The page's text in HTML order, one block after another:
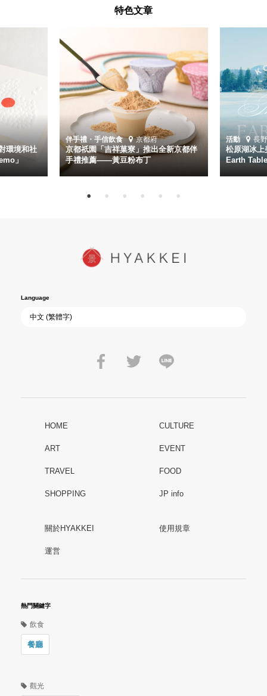
特色文章
環境和社
」
伴手禮・手信飲食 京都府
京都祇園「吉祥菓寮」推出全新京都伴
手禮推薦——黃豆粉布丁
活動 長
松原湖冰
Earth
Language
HOME CULTURE
ART EVENT
TRAVEL FOOD
SHOPPING JP info
關於HYAKKEI 使用規章
運営
熱門關鍵字
飲食
餐廳
觀光